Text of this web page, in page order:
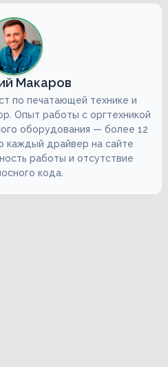
Макаров
по печатающей технике и
Опыт работы с оргтехникой
оборудования — более 12
каждый драйвер на сайте
работы и отсутствие
кода.